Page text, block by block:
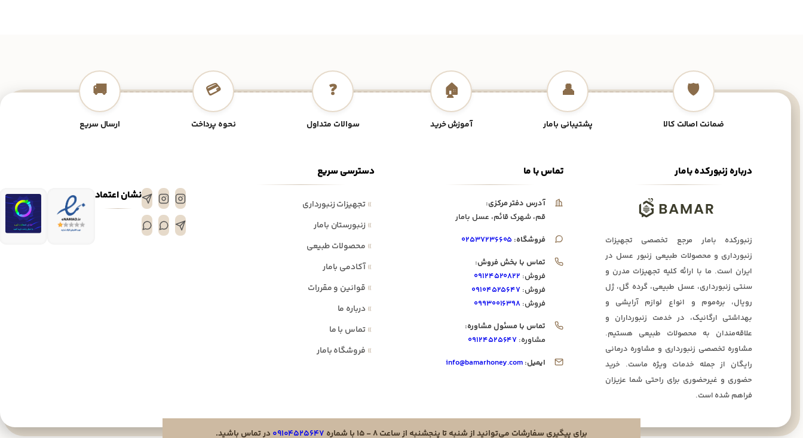
🛡️
ضمانت اصالت کالا
👤
پشتیبانی بامار
🏠
آموزش خرید
❓
سوالات متداول
💳
نحوه پرداخت
🚚
ارسال سریع
نشان اعتماد
دسترسی سریع
»تجهیزات زنبورداری
»زنبورستان بامار
» محصولات طبیعی
»آکادمی بامار
» قوانین و مقررات
» درباره ما
»تماس با ما
» فروشگاه بامار
تماس با ما
آدرس دفتر مرکزی:
قم، شهرک قائم، عسل بامار
فروشگاه: ۰۲۵۳۷۲۳۶۶۰۵
تماس با بخش فروش:
فروش: ۰۹۱۲۴۵۲۰۸۲۲
فروش: ۰۹۱۰۴۵۲۵۶۴۷
فروش: ۰۹۹۳۰۰۱۶۳۹۸
تماس با مسئول مشاوره:
مشاوره: ۰۹۱۲۴۵۲۵۶۴۷
ایمیل: info@bamarhoney.com
درباره زنبورکده بامار
زنبورکده بامار مرجع تخصصی تجهیزات
زنبورداری و محصولات طبیعی زنبور عسل در
ایران است. ما با ارائه کلیه تجهیزات مدرن و
سنتی زنبورداری، عسل طبیعی، گرده گل، ژل
رویال، بره‌موم و انواع لوازم آرایشی و
بهداشتی ارگانیک، در خدمت زنبورداران و
علاقه‌مندان به محصولات طبیعی هستیم.
مشاوره تخصصی زنبورداری و مشاوره درمانی
رایگان از جمله خدمات ویژه ماست. خرید
حضوری و غیرحضوری برای راحتی شما عزیزان
فراهم شده است.
برای پیگیری سفارشات می‌توانید از شنبه تا پنجشنبه از ساعت ۸ - ۱۵ با شماره ۰۹۱۰۴۵۲۵۶۴۷ در تماس باشید.